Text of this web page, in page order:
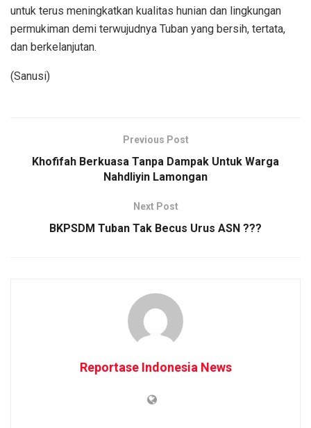
untuk terus meningkatkan kualitas hunian dan lingkungan
permukiman demi terwujudnya Tuban yang bersih, tertata,
dan berkelanjutan.
(Sanusi)
Previous Post
Khofifah Berkuasa Tanpa Dampak Untuk Warga
Nahdliyin Lamongan
Next Post
BKPSDM Tuban Tak Becus Urus ASN ???
Reportase Indonesia News